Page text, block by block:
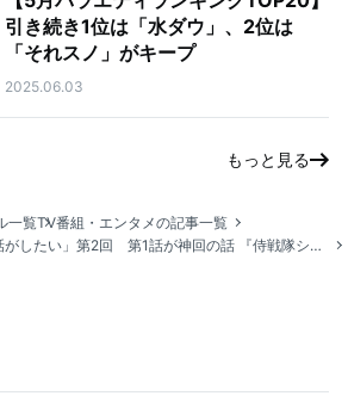
引き続き1位は「水ダウ」、2位は
「それスノ」がキープ
2025.06.03
もっと見る
一覧TV番組・エンタメの記事一覧
桐沢たえの「トクサツの話がしたい」第2回 第1話が神回の話 『侍戦隊シンケンジャー』編